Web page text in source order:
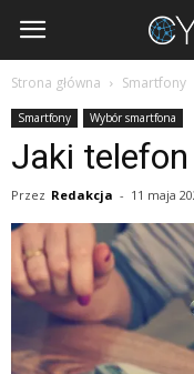
Cyfraki.pl
Strona główna Smartfony
Smartfony Wybór smartfona
Jaki
Przez Redakcja - 11 maja